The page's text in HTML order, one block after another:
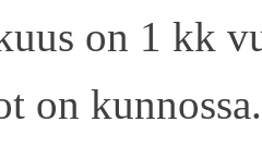
on 1 kk
on kunnossa.